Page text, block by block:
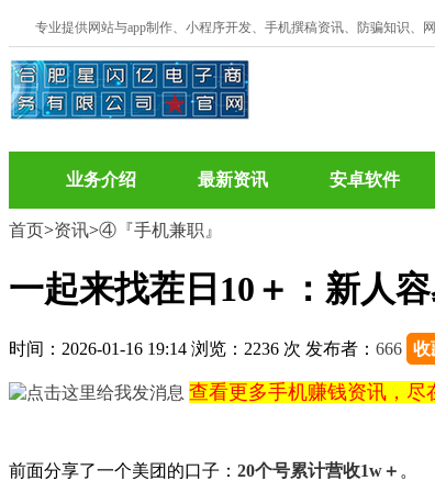
专业提供网站与app制作、小程序开发、手机撰稿资讯、防骗知识、
业务介绍 最新资讯 安卓软件
首页>资讯>④『手机兼职』
一起来找茬日10＋：新人
时间：2026-01-16 19:14 浏览：2236 次 发布者： 666 收
查看更多手机赚钱资讯，尽
前面分享了一个美团的口子： 20个号累计营收1w＋ 。